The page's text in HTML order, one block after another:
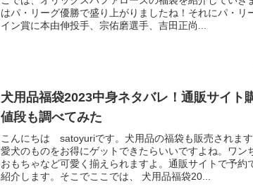
はパ・リーグ優勝で盛り上がりましたね！それにパ・リ
イン賞に本由伸投手、宗佑磨選手、吉田正尚...
犬用品福袋2023中身ネタバレ！通販サイト
値段も調べてみた
こんにちは satoyuriです。犬用品の福袋も販売されま
愛犬のものをお得にゲットできたらいいですよね。ワン
おもちゃなど可愛く揃えられますよ。通販サイトで予約
紹介します。そこでここでは、 犬用品福袋20...